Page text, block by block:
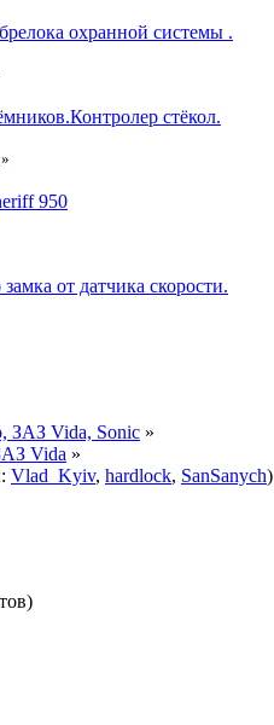
охранной системы .
стёкол.
»
950
от датчика скорости.
ЗАЗ Vida, Sonic »
Vida »
Vlad_Kyiv, hardlock, SanSanych)